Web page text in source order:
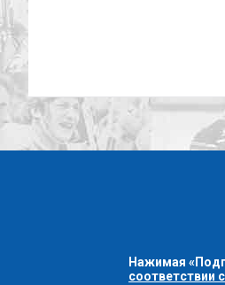
Нажимая
соответствии